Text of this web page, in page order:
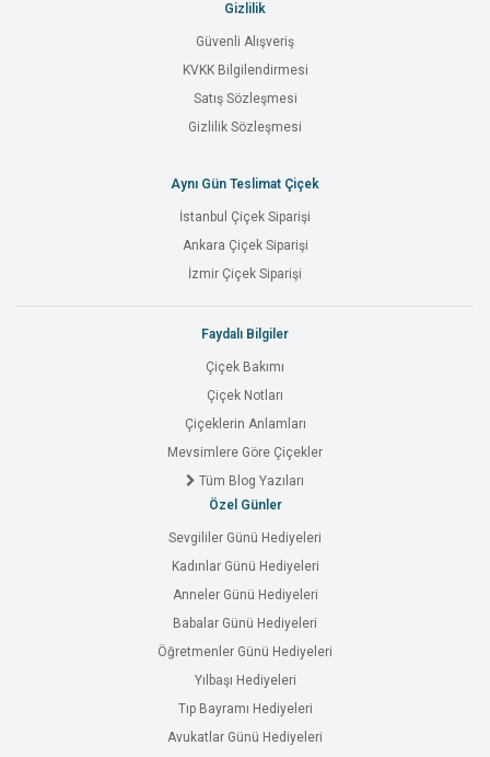
Gizlilik
Güvenli Alışveriş
KVKK Bilgilendirmesi
Satış Sözleşmesi
Gizlilik Sözleşmesi
Aynı Gün Teslimat Çiçek
İstanbul Çiçek Siparişi
Ankara Çiçek Siparişi
İzmir Çiçek Siparişi
Faydalı Bilgiler
Çiçek Bakımı
Çiçek Notları
Çiçeklerin Anlamları
Mevsimlere Göre Çiçekler
Tüm Blog Yazıları
Özel Günler
Sevgililer Günü Hediyeleri
Kadınlar Günü Hediyeleri
Anneler Günü Hediyeleri
Babalar Günü Hediyeleri
Öğretmenler Günü Hediyeleri
Yılbaşı Hediyeleri
Tıp Bayramı Hediyeleri
Avukatlar Günü Hediyeleri